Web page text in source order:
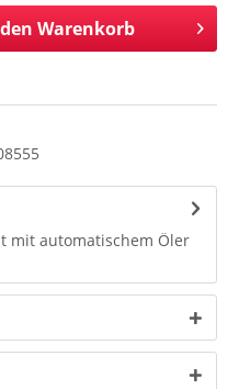
Warenkorb
mit automatischem Öler